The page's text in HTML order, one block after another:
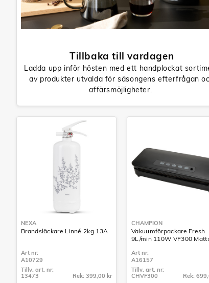
Tillbaka till vardagen
Ladda upp inför hösten med ett handplockat
av produkter utvalda för säsongens efterfrågan
affärsmöjligheter.
NEXA
Brandsläckare Linné 2kg 13A
Art nr:
A10729
Tillv. art. nr:
13473
Rek: 399,00 kr
CHAMPION
Vakuumförpackare Fresh
9L/min 110W VF300
Art nr:
A16157
Tillv. art. nr:
CHVF300
Rek: